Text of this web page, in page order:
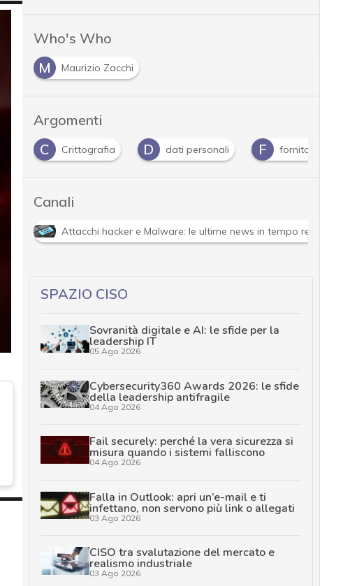
Who's Who
M
Maurizio Zacchi
Argomenti
D dati personali F fornitori Hacker
Canali
Attacchi hacker e Malware: le ultime news in tempo reale e
SPAZIO CISO
Sovranità digitale e AI: le sfide per la
leadership IT
05 Ago 2026
Cybersecurity360 Awards 2026: le sfide
della leadership antifragile
04 Ago 2026
Fail securely: perché la vera sicurezza si
misura quando i sistemi falliscono
04 Ago 2026
Falla in Outlook: apri un’e-mail e ti
infettano, non servono più link o allegati
03 Ago 2026
CISO tra svalutazione del mercato e
realismo industriale
03 Ago 2026